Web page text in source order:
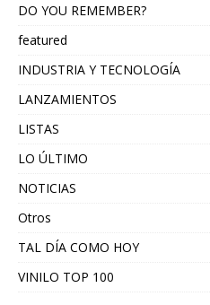
DO YOU REMEMBER?
featured
INDUSTRIA Y TECNOLOGÍA
LANZAMIENTOS
LISTAS
LO ÚLTIMO
NOTICIAS
Otros
TAL DÍA COMO HOY
VINILO TOP 100